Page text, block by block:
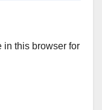
in this browser for